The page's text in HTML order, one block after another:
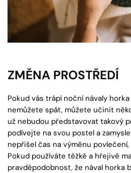
ZMĚNA PROSTŘEDÍ
Pokud vás trápí noční návaly
nemůžete spát, můžete učinit
už nebudou představovat takový
podívejte na svou postel a
nepřišel čas na výměnu
Pokud používáte těžké a hřejivé
pravděpodobnost, že nával horka